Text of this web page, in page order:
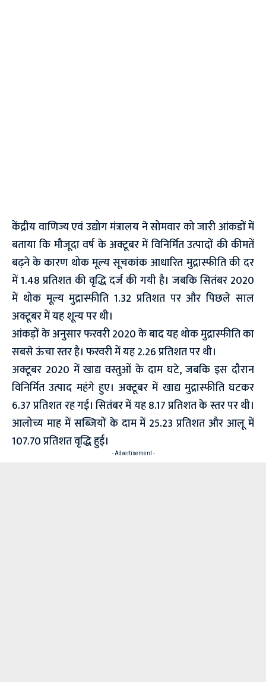
केंद्रीय वाणिज्य एवं उद्योग मंत्रालय ने सोमवार को जारी आंकडों में
बताया कि मौजूदा वर्ष के अक्टूबर में विनिर्मित उत्पादों की कीमतें
बढ़ने के कारण थोक मूल्य सूचकांक आधारित मुद्रास्फीति की दर
में 1.48 प्रतिशत की वृद्धि दर्ज की गयी है। जबकि सितंबर 2020
में थोक मूल्य मुद्रास्फीति 1.32 प्रतिशत पर और पिछले साल
अक्टूबर में यह शून्य पर थी।
आंकड़ों के अनुसार फरवरी 2020 के बाद यह थोक मुद्रास्फीति का
सबसे ऊंचा स्तर है। फरवरी में यह 2.26 प्रतिशत पर थी।
अक्टूबर 2020 में खाद्य वस्तुओं के दाम घटे, जबकि इस दौरान
विनिर्मित उत्पाद महंगे हुए। अक्टूबर में खाद्य मुद्रास्फीति घटकर
6.37 प्रतिशत रह गई। सितंबर में यह 8.17 प्रतिशत के स्तर पर थी।
आलोच्य माह में सब्जियों के दाम में 25.23 प्रतिशत और आलू में
107.70 प्रतिशत वृद्धि हुई।
- Advertisement -